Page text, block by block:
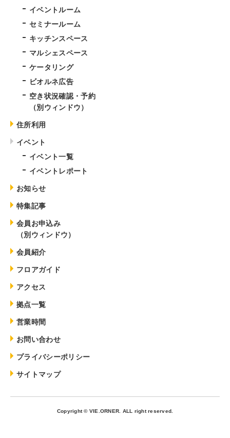
イベントルーム
セミナールーム
キッチンスペース
マルシェスペース
ケータリング
ビオルネ広告
空き状況確認・予約
（別ウィンドウ）
住所利用
イベント
イベント一覧
イベントレポート
お知らせ
特集記事
会員お申込み
（別ウィンドウ）
会員紹介
フロアガイド
アクセス
拠点一覧
営業時間
お問い合わせ
プライバシーポリシー
サイトマップ
Copyright © VIE.ORNER. ALL right reserved.